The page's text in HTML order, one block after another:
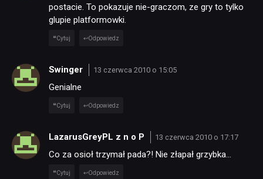
postacie. To pokazuje nie-graczom, ze gry to tylko
glupie platformowki.
Cytuj Odpowiedz
Swinger 13 czerwca 2010 o 15:05
Genialne
Cytuj Odpowiedz
LazarusGreyPL z n o P 13 czerwca 2010 o 17:17
Co za osioł trzymał pada?! Nie złapał grzybka…
Cytuj Odpowiedz